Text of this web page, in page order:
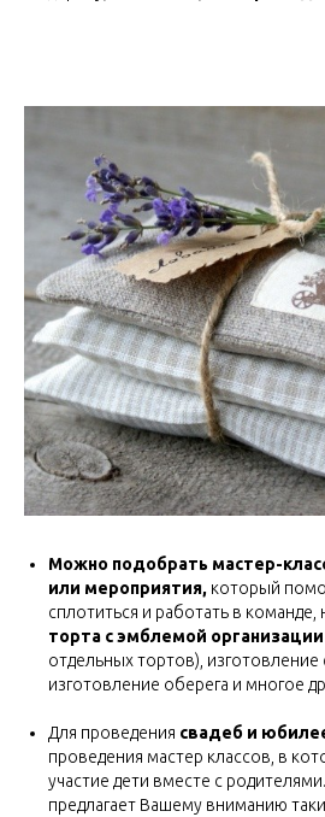
Можно подобрать мастер-
или мероприятия, который
сплотиться и работать в
торта с эмблемой организации
отдельных тортов), изготовление
изготовление оберега и многое
Для проведения свадеб и
проведения мастер классов, в
участие дети вместе с
предлагает Вашему вниманию